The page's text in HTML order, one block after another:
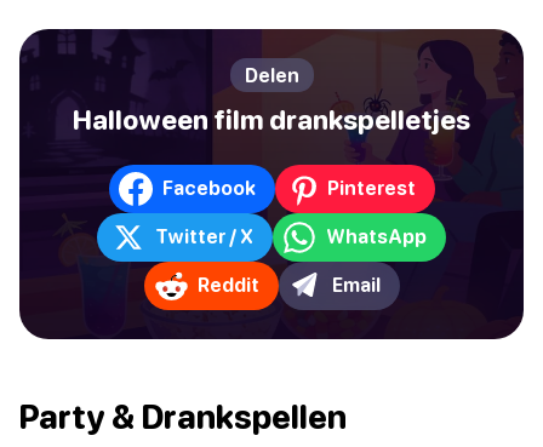
Delen
Halloween film drankspelletjes
Facebook Pinterest
Twitter / X WhatsApp
Reddit Email
Party & Drankspellen